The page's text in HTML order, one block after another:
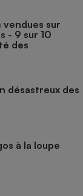
vendues sur
- 9 sur 10
des
désastreux des
à la loupe